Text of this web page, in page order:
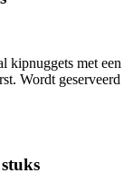
kipnuggets met
Wordt geserveerd